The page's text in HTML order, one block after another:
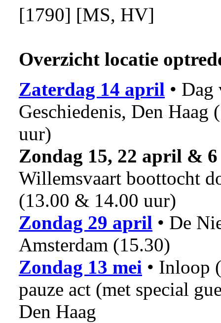
[1790] [MS, HV]
Overzicht locatie
Zaterdag 14 april • Dag
Geschiedenis, Den Haag
uur)
Zondag 15, 22 april & 6
Willemsvaart boottocht
(13.00 & 14.00 uur)
Zondag 29 april • De
Amsterdam (15.30)
Zondag 13 mei • Inloop
pauze act (met special
Den Haag